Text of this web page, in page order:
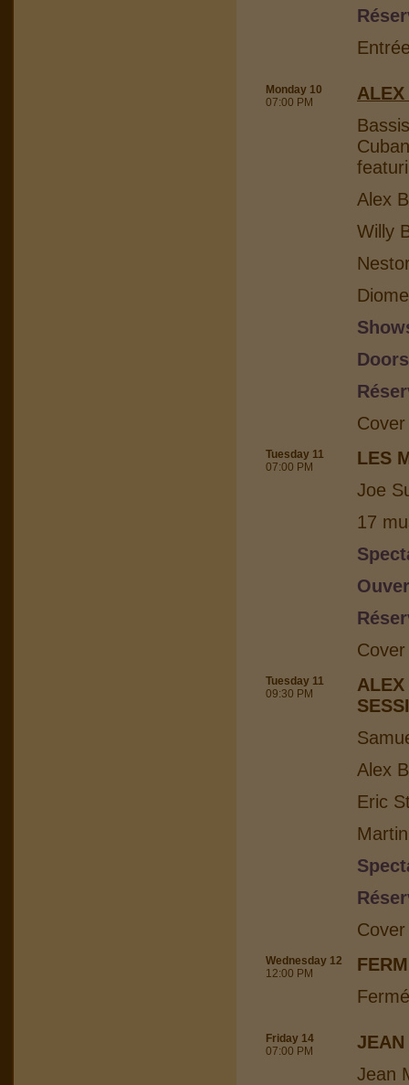
Monday 10
07:00 PM
Alex
Willy
Tuesday 11
07:00 PM
LES
Joe
17
Tuesday 11
09:30 PM
Alex
Eric
Wednesday 12
12:00 PM
Friday 14
07:00 PM
JEAN
Jean